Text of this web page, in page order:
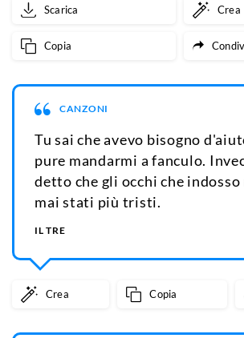
Scarica Crea
Copia
CANZONI
Tu sai che avevo bisogno
pure mandarmi a fanculo.
detto che gli occhi che indosso
mai stati più tristi.
IL TRE
Crea Copia